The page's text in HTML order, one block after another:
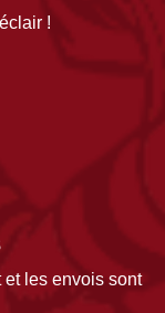
!
et les envois sont